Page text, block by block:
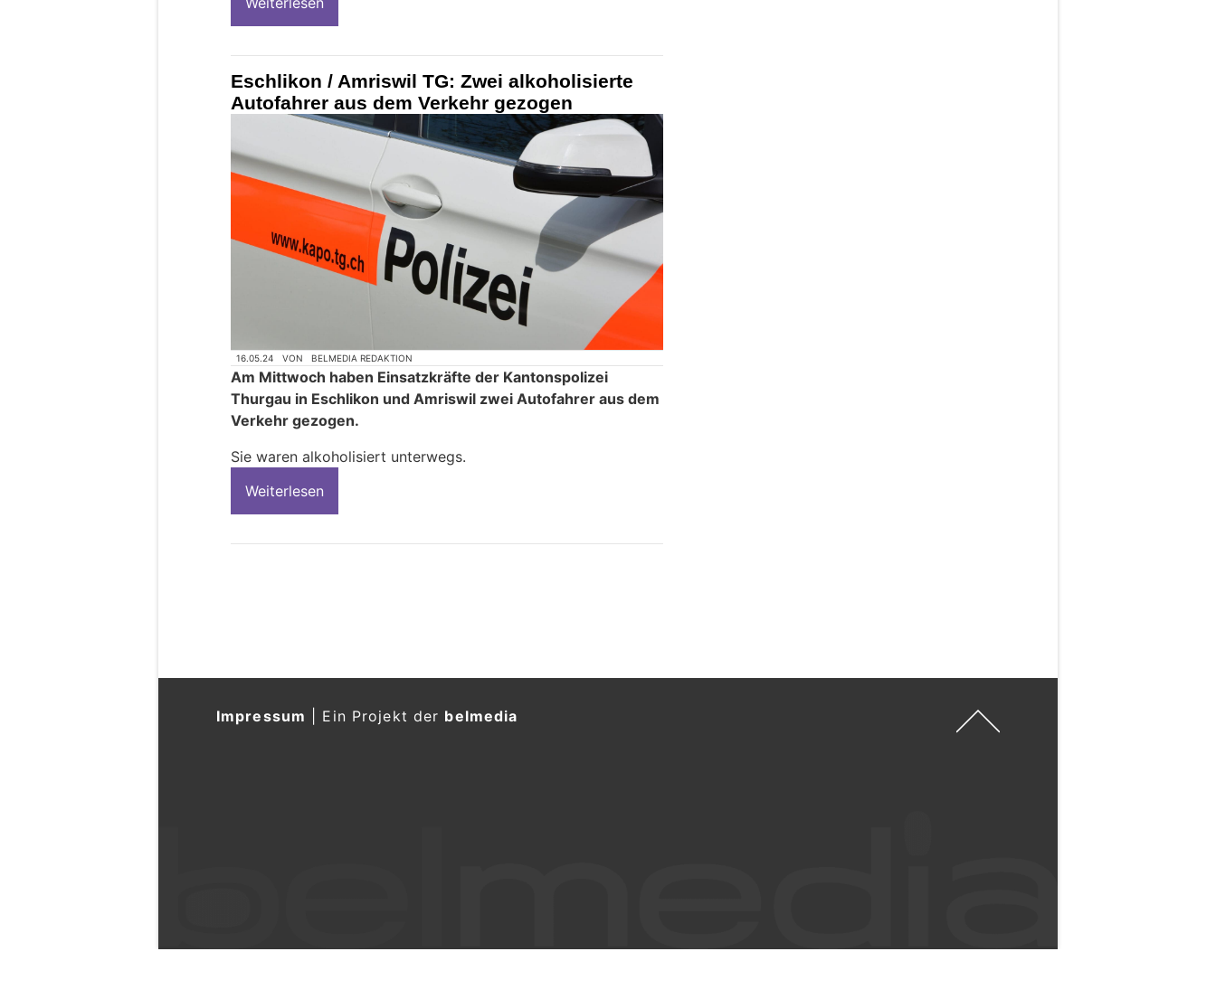
Eschlikon / Amriswil TG: Zwei alkoholisierte
Autofahrer aus dem Verkehr gezogen
16.05.24 VON BELMEDIA REDAKTION
Am Mittwoch haben Einsatzkräfte der Kantonspolizei
Thurgau in Eschlikon und Amriswil zwei Autofahrer aus dem
Verkehr gezogen.
Sie waren alkoholisiert unterwegs.
Weiterlesen
Impressum Ein Projekt der belmedia